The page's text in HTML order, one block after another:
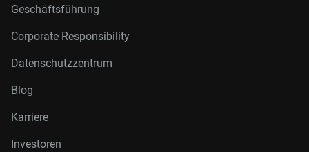
Geschäftsführung
Corporate Responsibility
Datenschutzzentrum
Blog
Karriere
Investoren